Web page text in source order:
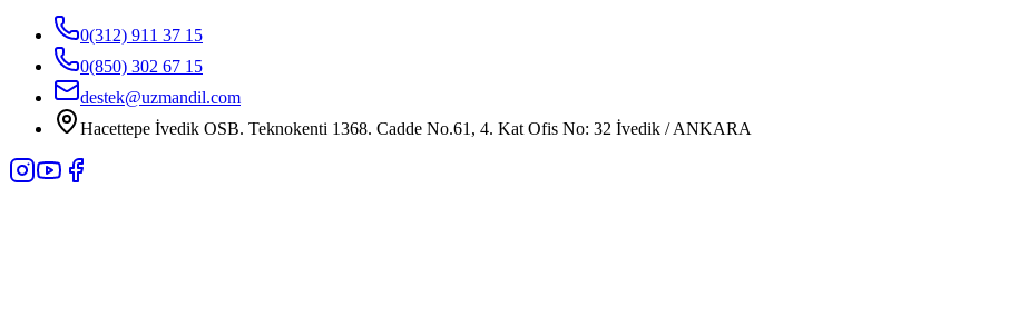
0(312) 911 37 15
0(850) 302 67 15
destek@uzmandil.com
Hacettepe İvedik OSB. Teknokenti 1368. Cadde No.61, 4. Kat Ofis No: 32 İvedik / ANKARA